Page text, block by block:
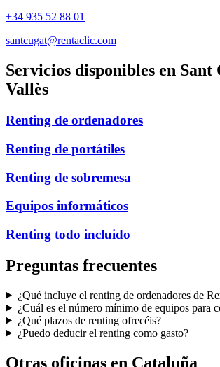
+34 935 52 88 01
santcugat@rentaclic.com
Servicios disponibles en Sant
Vallès
Renting de ordenadores
Renting de portátiles
Renting de sobremesa
Equipos informáticos
Renting todo incluido
Preguntas frecuentes
¿Qué incluye el renting de ordenadores de
¿Cuál es el número mínimo de equipos para
¿Qué plazos de renting ofrecéis?
¿Puedo deducir el renting como gasto?
Otras oficinas en Cataluña